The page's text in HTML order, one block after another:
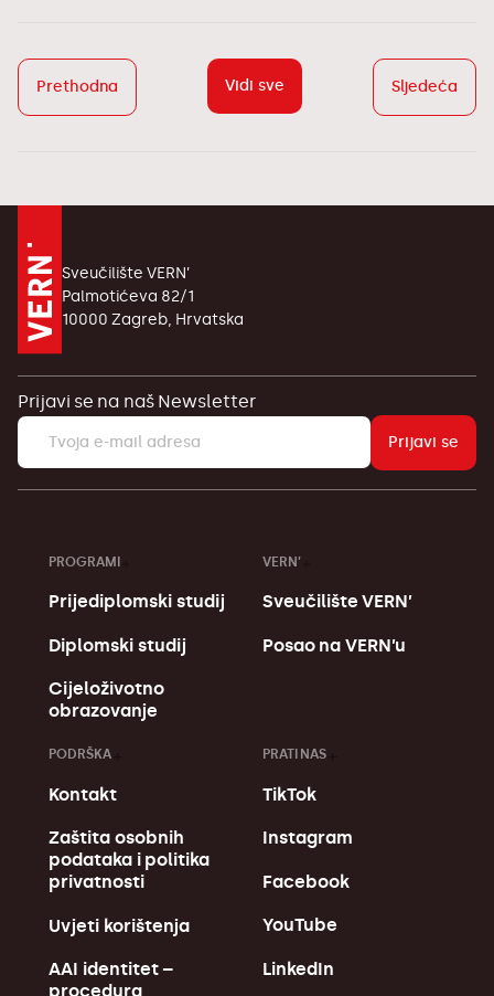
Prethodna Vidi sve Sljedeća
Sveučilište VERN’
Palmotićeva 82/1
10000 Zagreb, Hrvatska
Prijavi se na naš Newsletter
Prijavi se
PROGRAMI
Prijediplomski studij
Diplomski studij
Cijeloživotno
obrazovanje
VERN’
Sveučilište VERN’
Posao na VERN’u
PODRŠKA
Kontakt
Zaštita osobnih
podataka i politika
privatnosti
Uvjeti korištenja
AAI identitet –
procedura
PRATI NAS
TikTok
Instagram
Facebook
YouTube
LinkedIn